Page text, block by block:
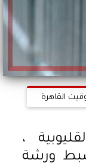
القاهرة
،
ورشة